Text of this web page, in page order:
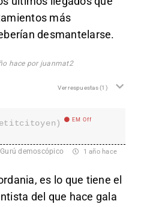
más
desmantelarse.
hace por juanmat2
Ver respuestas(1)
EM Off
Gurú demoscópico 1 año hace
es lo que tiene el
del que hace gala